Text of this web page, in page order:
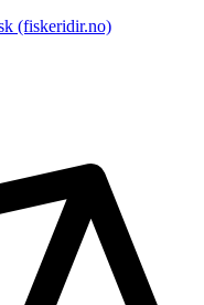
(fiskeridir.no)